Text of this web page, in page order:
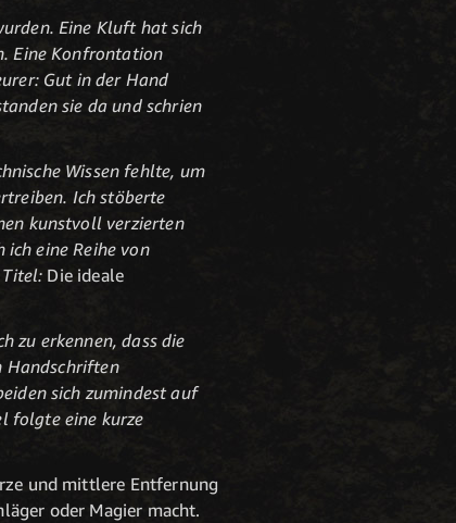
Eine Kluft hat sich
Eine Konfrontation
Gut in der Hand
sie da und schrien
Wissen fehlte, um
Ich stöberte
kunstvoll verzierten
eine Reihe von
Die ideale
zu erkennen, dass die
Handschriften
sich zumindest auf
folgte eine kurze
und mittlere Entfernung
oder Magier macht.